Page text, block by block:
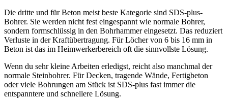
Die dritte und für Beton meist beste Kategorie sind SDS-plus-
Bohrer. Sie werden nicht fest eingespannt wie normale Bohrer,
sondern formschlüssig in den Bohrhammer eingesetzt. Das reduziert
Verluste in der Kraftübertragung. Für Löcher von 6 bis 16 mm in
Beton ist das im Heimwerkerbereich oft die sinnvollste Lösung.
Wenn du sehr kleine Arbeiten erledigst, reicht also manchmal der
normale Steinbohrer. Für Decken, tragende Wände, Fertigbeton
oder viele Bohrungen am Stück ist SDS-plus fast immer die
entspanntere und schnellere Lösung.